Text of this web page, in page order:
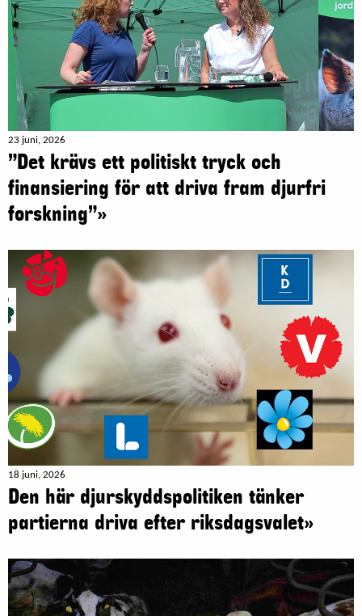
23 juni, 2026
”Det krävs ett politiskt tryck och
finansiering för att driva fram djurfri
forskning”»
18 juni, 2026
Den här djurskyddspolitiken tänker
partierna driva efter riksdagsvalet»